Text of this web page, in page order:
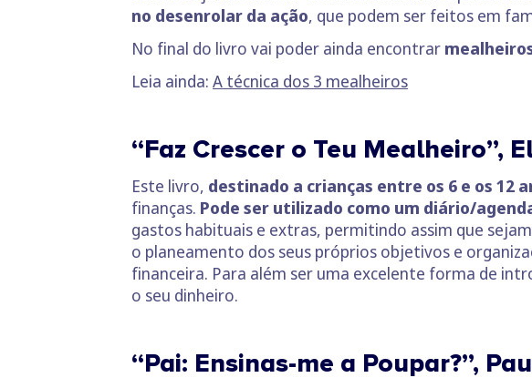
no desenrolar da ação, que podem ser feitos em
No final do livro vai poder ainda encontrar
Leia ainda: A técnica dos 3 mealheiros
“Faz Crescer o Teu Mealheiro”,
Este livro, destinado a crianças entre os 6 e os 12
finanças. Pode ser utilizado como um diário/
gastos habituais e extras, permitindo assim que
o planeamento dos seus próprios objetivos e
financeira. Para além ser uma excelente forma de
o seu dinheiro.
“Pai: Ensinas-me a Poupar?”,